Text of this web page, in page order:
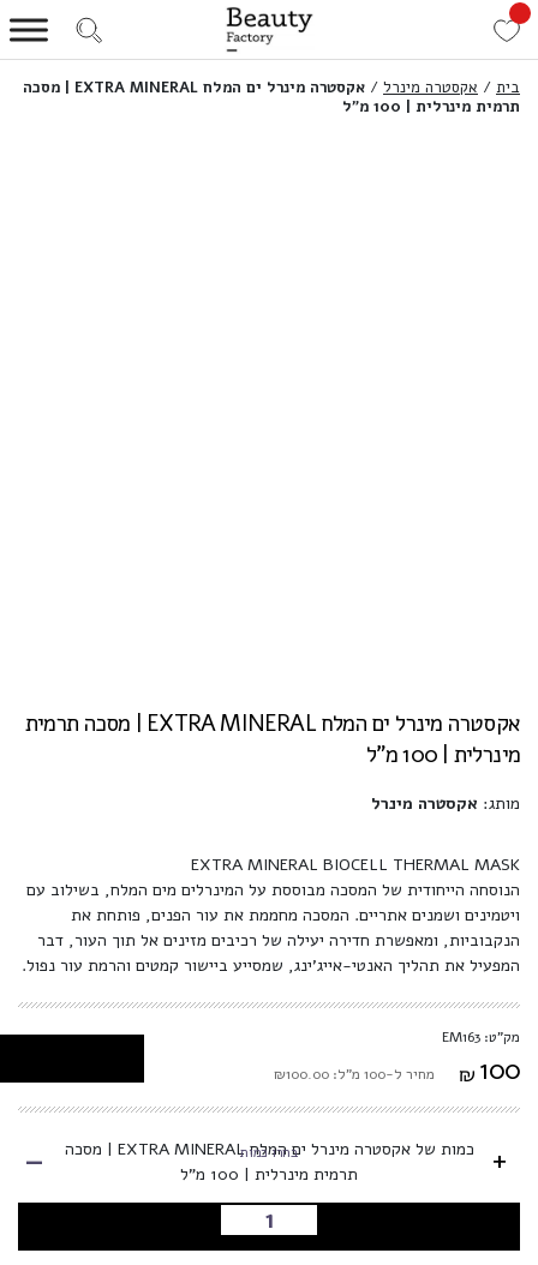
בית / אקסטרה מינרל /
אקסטרה מינרל ים המלח EXTRA MINERAL | מסכה
תרמית מינרלית | 100 מ”ל
אקסטרה מינרל ים המלח EXTRA MINERAL | מסכה תרמית
מינרלית | 100 מ"ל
מותג: אקסטרה מינרל
EXTRA MINERAL BIOCELL THERMAL MASK
הנוסחה הייחודית של המסכה מבוססת על המינרלים מים המלח, בשילוב עם
ויטמינים ושמנים אתריים. המסכה מחממת את עור הפנים, פותחת את
הנקבוביות, ומאפשרת חדירה יעילה של רכיבים מזינים אל תוך העור, דבר
המפעיל את תהליך האנטי-אייג'ינג, שמסייע ביישור קמטים והרמת עור נפול.
מק"ט: EM163
₪ 100 מחיר ל-100 מ"ל: ₪100.00
+
כמות של אקסטרה מינרל ים המלח EXTRA MINERAL | מסכה
תרמית מינרלית | 100 מ"ל
בחרו כמות -
הוספה לסל